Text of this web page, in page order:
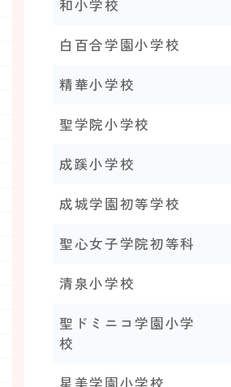
和小学校
白百合学園小学校
精華小学校
聖学院小学校
成蹊小学校
成城学園初等学校
聖心女子学院初等科
清泉小学校
聖ドミニコ学園小学
校